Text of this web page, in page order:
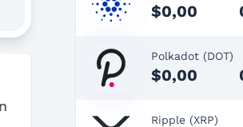
$0,00
Polkadot (DOT)
$0,00
Ripple (XRP)